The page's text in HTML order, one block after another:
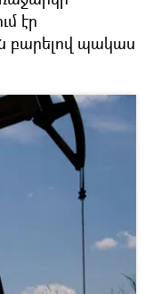
էր
բարելով պակաս